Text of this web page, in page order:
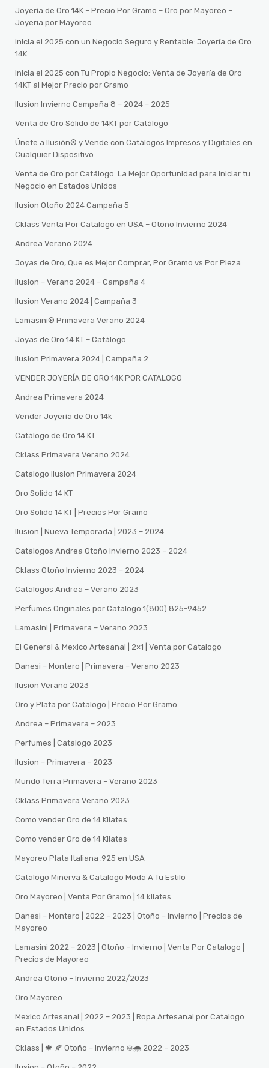
Joyería de Oro 14K – Precio Por Gramo – Oro por Mayoreo –
Joyeria por Mayoreo
Inicia el 2025 con un Negocio Seguro y Rentable: Joyería de Oro
14K
Inicia el 2025 con Tu Propio Negocio: Venta de Joyería de Oro
14KT al Mejor Precio por Gramo
Ilusion Invierno Campaña 8 – 2024 – 2025
Venta de Oro Sólido de 14KT por Catálogo
Únete a Ilusión® y Vende con Catálogos Impresos y Digitales en
Cualquier Dispositivo
Venta de Oro por Catálogo: La Mejor Oportunidad para Iniciar tu
Negocio en Estados Unidos
Ilusion Otoño 2024 Campaña 5
Cklass Venta Por Catalogo en USA – Otono Invierno 2024
Andrea Verano 2024
Joyas de Oro, Que es Mejor Comprar, Por Gramo vs Por Pieza
Ilusion – Verano 2024 – Campaña 4
Ilusion Verano 2024 | Campaña 3
Lamasini®️ Primavera Verano 2024
Joyas de Oro 14 KT – Catálogo
Ilusion Primavera 2024 | Campaña 2
VENDER JOYERÍA DE ORO 14K POR CATALOGO
Andrea Primavera 2024
Vender Joyería de Oro 14k
Catálogo de Oro 14 KT
Cklass Primavera Verano 2024
Catalogo Ilusion Primavera 2024
Oro Solido 14 KT
Oro Solido 14 KT | Precios Por Gramo
Ilusion | Nueva Temporada | 2023 – 2024
Catalogos Andrea Otoño Invierno 2023 – 2024
Cklass Otoño Invierno 2023 – 2024
Catalogos Andrea – Verano 2023
Perfumes Originales por Catalogo 1(800) 825-9452
Lamasini | Primavera – Verano 2023
El General & Mexico Artesanal | 2×1 | Venta por Catalogo
Danesi – Montero | Primavera – Verano 2023
Ilusion Verano 2023
Oro y Plata por Catalogo | Precio Por Gramo
Andrea – Primavera – 2023
Perfumes | Catalogo 2023
Ilusion – Primavera – 2023
Mundo Terra Primavera – Verano 2023
Cklass Primavera Verano 2023
Como vender Oro de 14 Kilates
Como vender Oro de 14 Kilates
Mayoreo Plata Italiana .925 en USA
Catalogo Minerva & Catalogo Moda A Tu Estilo
Oro Mayoreo | Venta Por Gramo | 14 kilates
Danesi – Montero | 2022 – 2023 | Otoño – Invierno | Precios de
Mayoreo
Lamasini 2022 – 2023 | Otoño – Invierno | Venta Por Catalogo |
Precios de Mayoreo
Andrea Otoño – Invierno 2022/2023
Oro Mayoreo
Mexico Artesanal | 2022 – 2023 | Ropa Artesanal por Catalogo
en Estados Unidos
Cklass | 🍁 🍂 Otoño – Invierno ❄️🌧️ 2022 – 2023